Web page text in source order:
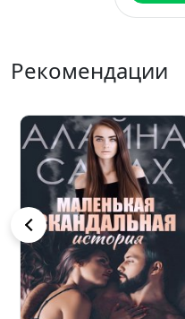
Рекомендации